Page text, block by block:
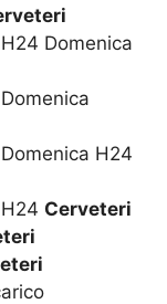
Domenica
H24
Cerveteri